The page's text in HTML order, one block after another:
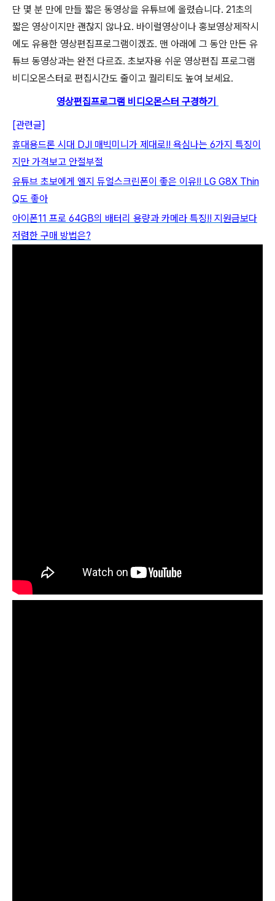
단 몇 분 만에 만들 짧은 동영상을 유튜브에 올렸습니다. 21초의
짧은 영상이지만 괜찮지 않나요. 바이럴영상이나 홍보영상제작시
에도 유용한 영상편집프로그램이겠죠. 맨 아래에 그 동안 만든 유
튜브 동영상과는 완전 다르죠. 초보자용 쉬운 영상편집 프로그램
비디오몬스터로 편집시간도 줄이고 퀄리티도 높여 보세요.
영상편집프로그램 비디오몬스터 구경하기
[관련글]
휴대용드론 시대 DJI 매빅미니가 제대로!! 욕심나는 6가지 특징이
지만 가격보고 안절부절
유튜브 초보에게 엘지 듀얼스크린폰이 좋은 이유!! LG G8X Thin
Q도 좋아
아이폰11 프로 64GB의 배터리 용량과 카메라 특징!! 지원금보다
저렴한 구매 방법은?